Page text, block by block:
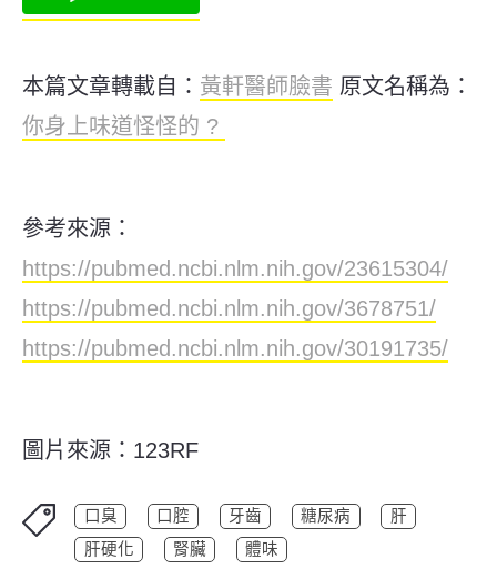
本篇文章轉載自： 黃軒醫師臉書 原文名稱為：
你身上味道怪怪的 ?
參考來源：
https://pubmed.ncbi.nlm.nih.gov/23615304/
https://pubmed.ncbi.nlm.nih.gov/3678751/
https://pubmed.ncbi.nlm.nih.gov/30191735/
圖片來源：123RF
口臭 口腔 牙齒 糖尿病
肝
肝硬化
腎臟 體味